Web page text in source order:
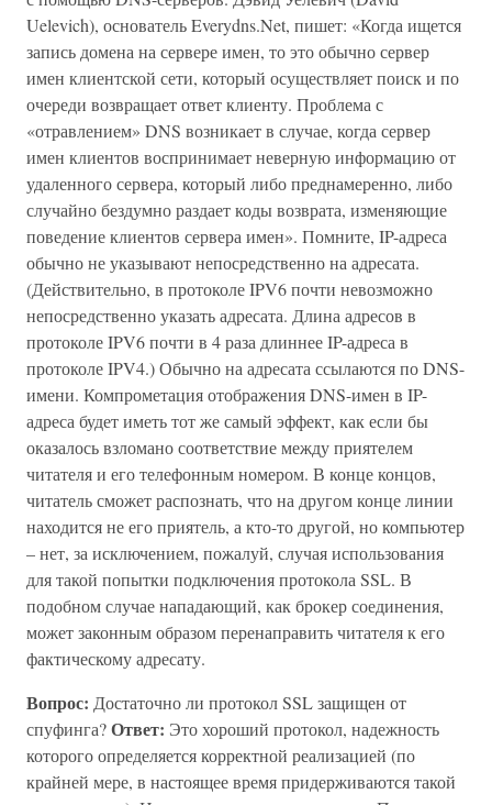
Uelevich), основатель Everydns.Net, пишет: «Когда ищется
запись домена на сервере имен, то это обычно сервер
имен клиентской сети, который осуществляет поиск и по
очереди возвращает ответ клиенту. Проблема с
«отравлением» DNS возникает в случае, когда сервер
имен клиентов воспринимает неверную информацию от
удаленного сервера, который либо преднамеренно, либо
случайно бездумно раздает коды возврата, изменяющие
поведение клиентов сервера имен». Помните, IP-адреса
обычно не указывают непосредственно на адресата.
(Действительно, в протоколе IPV6 почти невозможно
непосредственно указать адресата. Длина адресов в
протоколе IPV6 почти в 4 раза длиннее IP-адреса в
протоколе IPV4.) Обычно на адресата ссылаются по DNS-
имени. Компрометация отображения DNS-имен в IP-
адреса будет иметь тот же самый эффект, как если бы
оказалось взломано соответствие между приятелем
читателя и его телефонным номером. В конце концов,
читатель сможет распознать, что на другом конце линии
находится не его приятель, а кто-то другой, но компьютер
– нет, за исключением, пожалуй, случая использования
для такой попытки подключения протокола SSL. В
подобном случае нападающий, как брокер соединения,
может законным образом перенаправить читателя к его
фактическому адресату.
Вопрос: Достаточно ли протокол SSL защищен от
спуфинга?Ответ: Это хороший протокол, надежность
которого определяется корректной реализацией (по
крайней мере, в настоящее время придерживаются такой